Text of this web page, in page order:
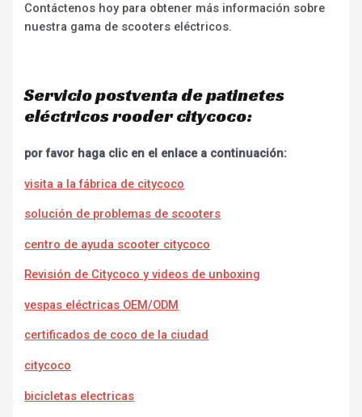
Contáctenos hoy para obtener más información sobre
nuestra gama de scooters eléctricos.
Servicio postventa de patinetes
eléctricos rooder citycoco:
por favor haga clic en el enlace a continuación:
visita a la fábrica de citycoco
solución de problemas de scooters
centro de ayuda scooter citycoco
Revisión de Citycoco y videos de unboxing
vespas eléctricas OEM/ODM
certificados de coco de la ciudad
citycoco
bicicletas electricas